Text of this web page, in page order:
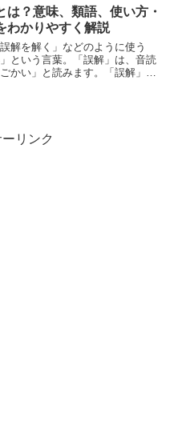
語について、小説などの用例を
、わかりやすく解説...
は？意味、類語、使い方・
わかりやすく解説
解を解く」などのように使う
」という言葉。「誤解」は、音読
かい」と読みます。「誤解」と
リンク